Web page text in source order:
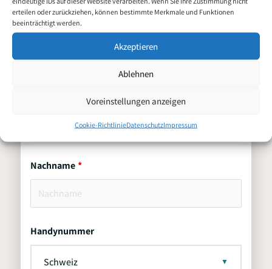
erteilen oder zurückziehen, können bestimmte Merkmale und Funktionen
beeinträchtigt werden.
Akzeptieren
Ablehnen
Voreinstellungen anzeigen
Cookie-RichtlinieDatenschutzImpressum
Vorname
Nachname
Handynummer
Schweiz